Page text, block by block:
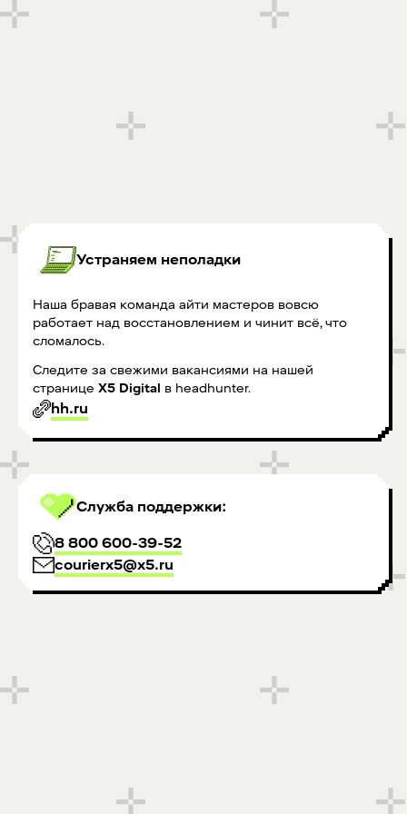
Устраняем неполадки
Наша бравая команда айти мастеров вовсю
работает над восстановлением и чинит всё, что
сломалось.
Следите за свежими вакансиями на нашей
странице X5 Digital в headhunter.
hh.ru
Служба поддержки:
8 800 600-39-52
courierx5@x5.ru